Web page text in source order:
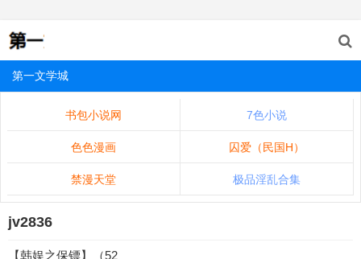
第一文学城
书包小说网 7色小说
色色漫画 囚爱（民国H）
禁漫天堂 极品淫乱合集
jv2836
【韩娱之保镖】（52